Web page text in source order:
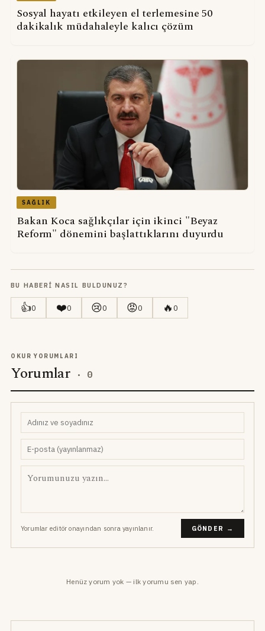
Sosyal hayatı etkileyen el terlemesine 50
dakikalık müdahaleyle kalıcı çözüm
SAĞLIK
Bakan Koca sağlıkçılar için ikinci "Beyaz
Reform" dönemini başlattıklarını duyurdu
BU HABERI NASIL BULDUNUZ?
👍0 ❤️0 😢0 😡0 🔥0
OKUR YORUMLARI
Yorumlar · 0
Yorumlar editör onayından sonra yayınlanır. GÖNDER →
Henüz yorum yok — ilk yorumu sen yap.